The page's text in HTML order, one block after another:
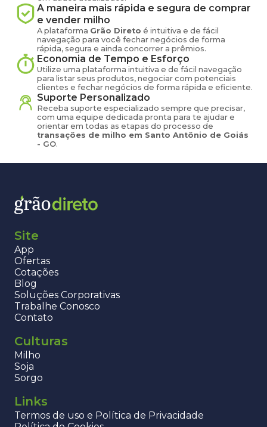
A maneira mais rápida e segura de comprar
e vender milho
A plataforma Grão Direto é intuitiva e de fácil
navegação para você fechar negócios de forma
rápida, segura e ainda concorrer a prêmios.
Economia de Tempo e Esforço
Utilize uma plataforma intuitiva e de fácil navegação
para listar seus produtos, negociar com potenciais
clientes e fechar negócios de forma rápida e eficiente.
Suporte Personalizado
Receba suporte especializado sempre que precisar,
com uma equipe dedicada pronta para te ajudar e
orientar em todas as etapas do processo de
transações de milho em Santo Antônio de Goiás
- GO.
Site
App
Ofertas
Cotações
Blog
Soluções Corporativas
Trabalhe Conosco
Contato
Culturas
Milho
Soja
Sorgo
Links
Termos de uso e Política de Privacidade